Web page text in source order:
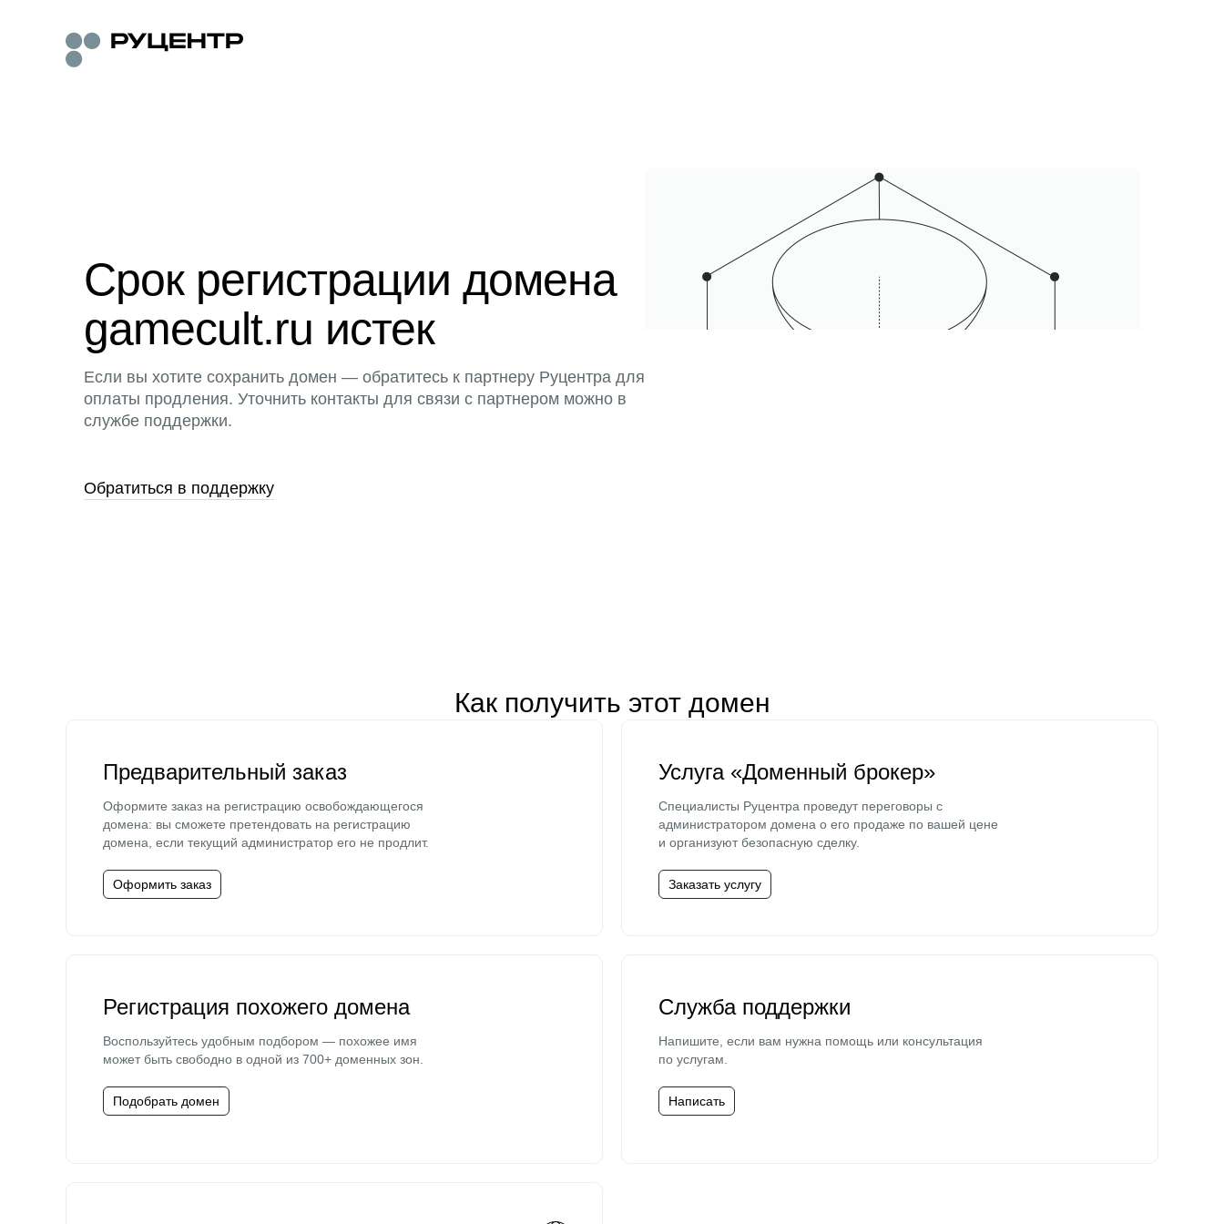
Срок регистрации домена
gamecult.ru истек
Если вы хотите сохранить домен — обратитесь к партнеру Руцентра для
оплаты продления. Уточнить контакты для связи с партнером можно в
службе поддержки.
Обратиться в поддержку
Как получить этот домен
Предварительный заказ
Оформите заказ на регистрацию освобождающегося
домена: вы сможете претендовать на регистрацию
домена, если текущий администратор его не продлит.
Оформить заказ
Услуга «Доменный брокер»
Специалисты Руцентра проведут переговоры с
администратором домена о его продаже по вашей цене
и организуют безопасную сделку.
Заказать услугу
Регистрация похожего домена
Воспользуйтесь удобным подбором — похожее имя
может быть свободно в одной из 700+ доменных зон.
Подобрать домен
Служба поддержки
Напишите, если вам нужна помощь или консультация
по услугам.
Написать